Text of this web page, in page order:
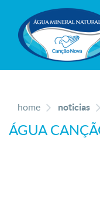
home noticias
ÁGUA